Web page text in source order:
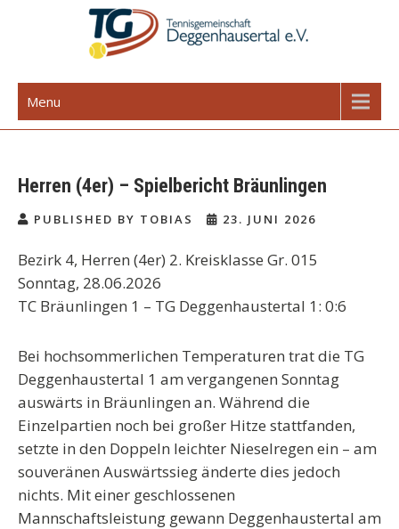
TG Deggenhausertal e.V.
Menu
Herren (4er) – Spielbericht Bräunlingen
PUBLISHED BY TOBIAS 23. JUNI 2026
Bezirk 4, Herren (4er) 2. Kreisklasse Gr. 015
Sonntag, 28.06.2026
TC Bräunlingen 1 – TG Deggenhaustertal 1: 0:6
Bei hochsommerlichen Temperaturen trat die TG
Deggenhaustertal 1 am vergangenen Sonntag
auswärts in Bräunlingen an. Während die
Einzelpartien noch bei großer Hitze stattfanden,
setzte in den Doppeln leichter Nieselregen ein – am
souveränen Auswärtssieg änderte dies jedoch
nichts. Mit einer geschlossenen
Mannschaftsleistung gewann Deggenhaustertal am